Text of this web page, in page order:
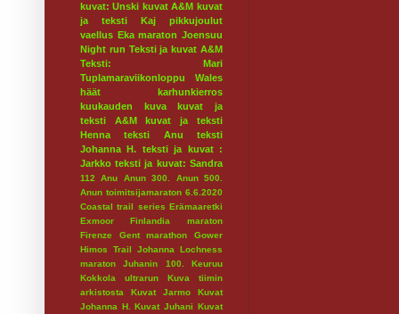
kuvat: Unski kuvat A&M kuvat
ja teksti Kaj
pikkujoulut
vaellus Eka maraton Joensuu
Night run Teksti ja kuvat A&M
Teksti: Mari
Tuplamaraviikonloppu
Wales
häät
karhunkierros
kuukauden kuva
kuvat ja
teksti A&M
kuvat ja teksti
Henna
teksti Anu
teksti
Johanna H. teksti ja kuvat :
Jarkko teksti ja kuvat: Sandra
112 Anu Anun 300.
Anun 500.
Anun toimitsijamaraton 6.6.2020
Coastal trail series Erämaaretki
Exmoor
Finlandia maraton
Firenze
Gent marathon
Gower
Himos Trail
Johanna Lochness
maraton
Juhanin 100.
Keuruu
Kokkola ultrarun
Kuva tiimin
arkistosta
Kuvat Jarmo
Kuvat
Johanna H.
Kuvat Juhani Kuvat